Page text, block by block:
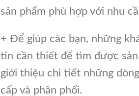
sản phẩm phù hợp với nhu
+ Để giúp các bạn, những
tin cần thiết để tìm được
giới thiệu chi tiết những
cấp và phân phối.